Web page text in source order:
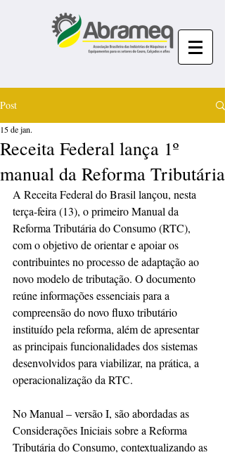
Post
Receita Federal lança 1º
manual da Reforma Tributária
15 de jan.
A Receita Federal do Brasil lançou, nesta
terça-feira (13), o primeiro Manual da
Reforma Tributária do Consumo (RTC),
com o objetivo de orientar e apoiar os
contribuintes no processo de adaptação ao
novo modelo de tributação. O documento
reúne informações essenciais para a
compreensão do novo fluxo tributário
instituído pela reforma, além de apresentar
as principais funcionalidades dos sistemas
desenvolvidos para viabilizar, na prática, a
operacionalização da RTC.
No Manual – versão I, são abordadas as
Considerações Iniciais sobre a Reforma
Tributária do Consumo, contextualizando as